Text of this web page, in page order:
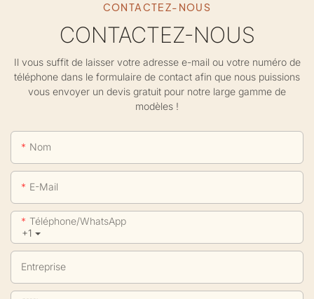
CONTACTEZ-NOUS
CONTACTEZ-NOUS
Il vous suffit de laisser votre adresse e-mail ou votre numéro de
téléphone dans le formulaire de contact afin que nous puissions
vous envoyer un devis gratuit pour notre large gamme de
modèles !
Nom
E-Mail
+1
Téléphone/WhatsApp
Entreprise